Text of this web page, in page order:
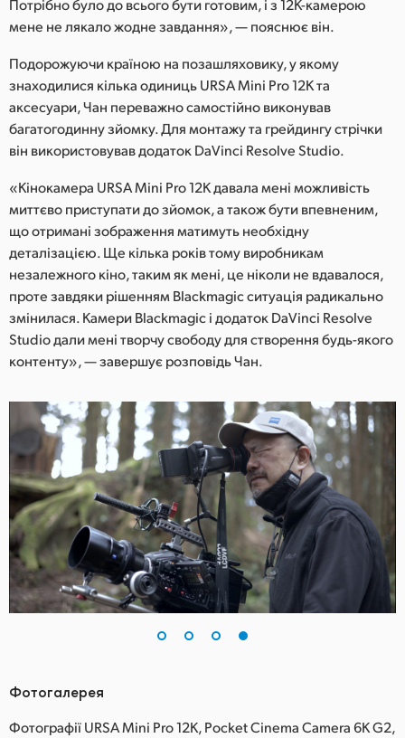
Потрібно було до всього бути готовим, і з 12K-камерою
мене не лякало жодне завдання», — пояснює він.
Подорожуючи країною на позашляховику, у якому
знаходилися кілька одиниць URSA Mini Pro 12K та
аксесуари, Чан переважно самостійно виконував
багатогодинну зйомку. Для монтажу та грейдингу стрічки
він використовував додаток DaVinci Resolve Studio.
«Кінокамера URSA Mini Pro 12K давала мені можливість
миттєво приступати до зйомок, а також бути впевненим,
що отримані зображення матимуть необхідну
деталізацією. Ще кілька років тому виробникам
незалежного кіно, таким як мені, це ніколи не вдавалося,
проте завдяки рішенням Blackmagic ситуація радикально
змінилася. Камери Blackmagic і додаток DaVinci Resolve
Studio дали мені творчу свободу для створення будь-якого
контенту», — завершує розповідь Чан.
Фотогалерея
Фотографії URSA Mini Pro 12K, Pocket Cinema Camera 6K G2,